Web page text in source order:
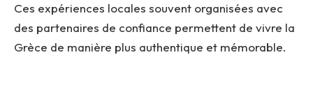
Ces expériences locales souvent organisées avec
des partenaires de confiance permettent de vivre la
Grèce de manière plus authentique et mémorable.